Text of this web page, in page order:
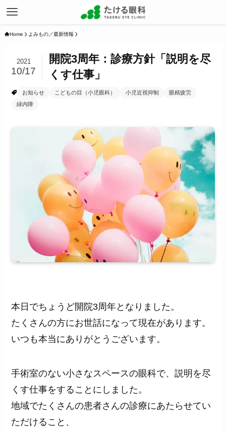
Home よみもの／最新情報
開院3周年：診療方針「説明を尽
くす仕事」
2021
10/17
お知らせ こどもの目（小児眼科） 小児近視抑制
眼精疲労
緑内障
本日でちょうど開院3周年となりました。
たくさんの方にお世話になって現在があります。
いつも本当にありがとうございます。
手術室のない小さなスペースの眼科で、説明を尽
くす仕事をすることにしました。
地域でたくさんの患者さんの診療にあたらせてい
ただけること、